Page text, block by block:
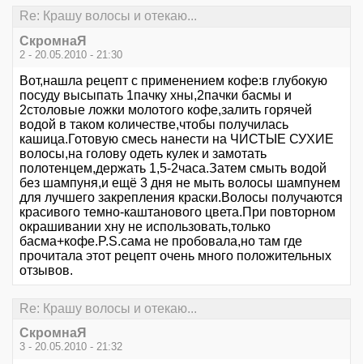
Re: Крашу волосы и отекаю...
СкромнаЯ
2 - 20.05.2010 - 21:30
Вот,нашла рецепт с применением кофе:в глубокую
посуду высыпать 1пачку хны,2пачки басмы и
2столовые ложки молотого кофе,залить горячей
водой в таком количестве,чтобы получилась
кашица.Готовую смесь нанести на ЧИСТЫЕ СУХИЕ
волосы,на голову одеть кулек и замотать
полотенцем,держать 1,5-2часа.Затем смыть водой
без шампуня,и ещё 3 дня не мыть волосы шампунем
для лучшего закрепления краски.Волосы получаются
красивого темно-каштанового цвета.При повторном
окрашивании хну не использовать,только
басма+кофе.P.S.сама не пробовала,но там где
прочитала этот рецепт очень много положительных
отзывов.
Re: Крашу волосы и отекаю...
СкромнаЯ
3 - 20.05.2010 - 21:32